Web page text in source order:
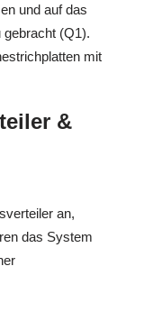
und auf das
(Q1).
mit
&
an,
das System